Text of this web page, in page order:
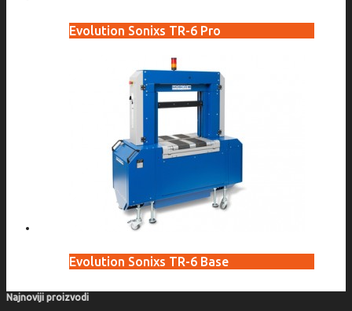
Evolution Sonixs TR-6 Pro
Evolution Sonixs TR-6 Base
Najnoviji proizvodi